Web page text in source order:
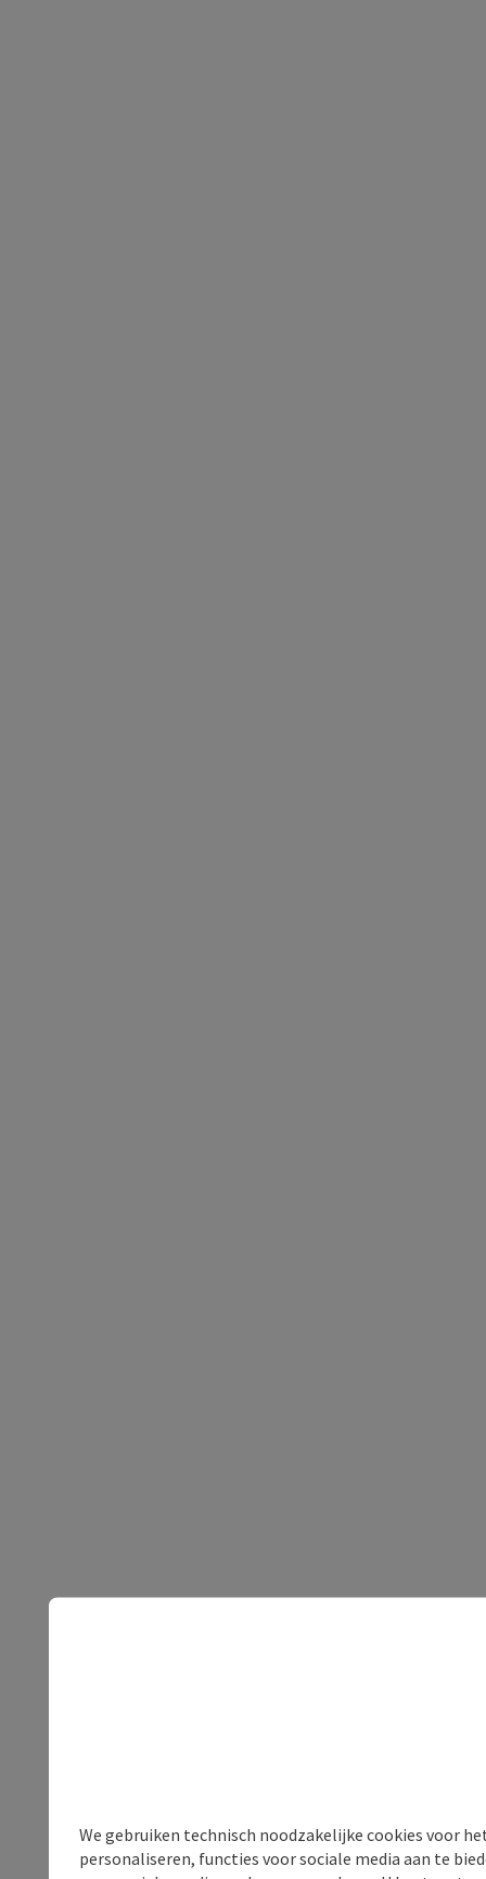
We gebruiken technisch noodzakelijke cookies voor
personaliseren, functies voor sociale media aan te